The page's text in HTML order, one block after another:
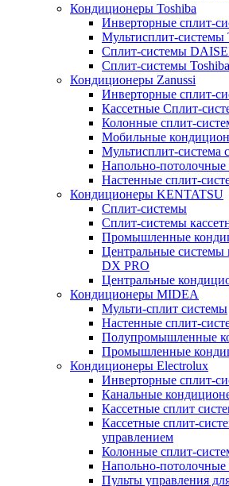
Кондиционеры Toshiba
Инверторные сплит-
Мультисплит-системы
Сплит-системы
Сплит-системы
Кондиционеры Zanussi
Инверторные сплит-
Кассетные Сплит-
Колонные сплит-
Мобильные
Мультисплит-система
Напольно-потолочные
Настенные сплит-
Кондиционеры KENTATSU
Сплит-системы
Сплит-системы
Промышленные
Центральные системы
DX PRO
Центральные
Кондиционеры MIDEA
Мульти-сплит системы
Настенные сплит-
Полупромышленные
Промышленные
Кондиционеры Electrolux
Инверторные сплит-
Канальные
Кассетные сплит
Кассетные сплит-
управлением
Колонные сплит-
Напольно-потолочные
Пульты управления